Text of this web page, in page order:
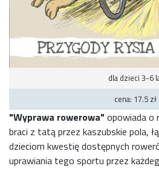
dla dzieci 3-6
cena: 17.5 zł
"Wyprawa rowerowa" opowiada o
braci z tatą przez kaszubskie pola,
dzieciom kwestię dostępnych
uprawiania tego sportu przez